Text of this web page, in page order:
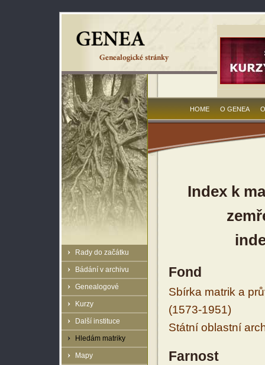
Rady do začátku
Bádání v archivu
Genealogové
Kurzy
Další instituce
Hledám matriky
Mapy
HOME O GENEA
Index k
Fond
Sbírka matrik a
(1573-1951)
Státní oblastní
Farnost